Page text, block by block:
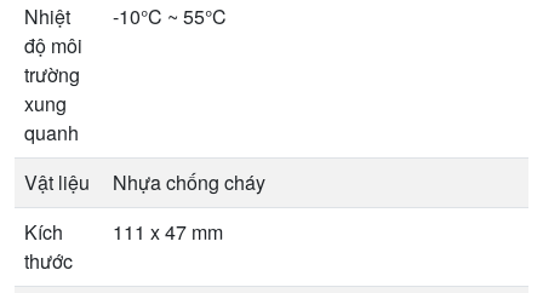
Nhiệt
độ môi
trường
xung
quanh
-10°C ~ 55°C
Vật liệu
Nhựa chống cháy
Kích
thước
111 x 47 mm